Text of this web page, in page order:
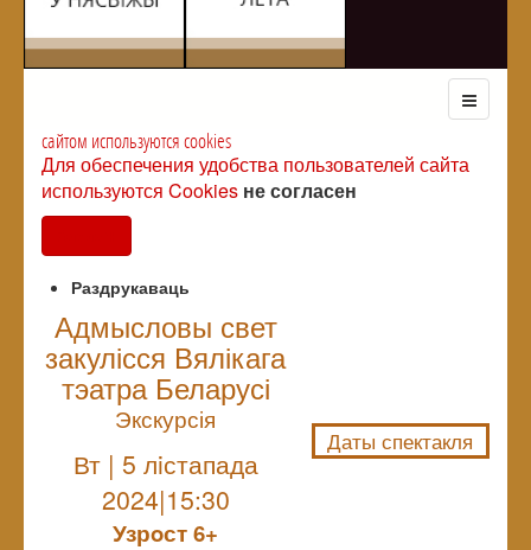
сайтом используются cookies
Для обеспечения удобства пользователей сайта
используются Cookies не согласен
Раздрукаваць
Адмысловы свет
закулісся Вялікага
тэатра Беларусі
Экскурсія
Вт | 5 лiстапада
2024|15:30
Узрoст 6+
Даты спектакля